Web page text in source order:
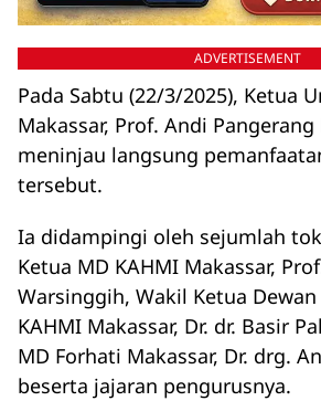
ADVERTISEMENT
Pada Sabtu (22/3/2025), Ketua
Makassar, Prof. Andi
meninjau langsung
tersebut.
Ia didampingi oleh sejumlah
Ketua MD KAHMI Makassar,
Warsinggih, Wakil Ketua
KAHMI Makassar, Dr. dr. Basir
MD Forhati Makassar, Dr. drg.
beserta jajaran pengurusnya.